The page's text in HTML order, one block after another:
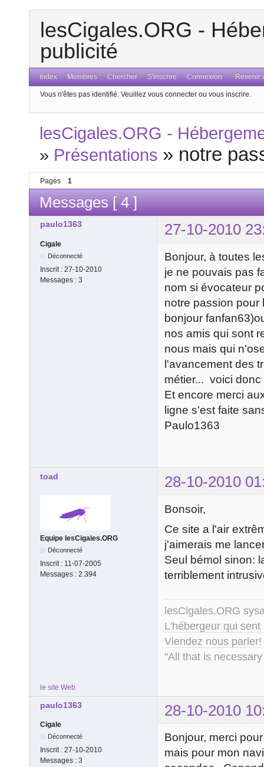
lesCigales.ORG -
publicité
Index Membres Chercher S'inscrire Connexion Revenir
Vous n'êtes pas identifié. Veuillez vous connecter ou vous inscrire.
lesCigales.ORG -
» Présentations » notre
Pages 1
Messages [ 4 ]
paulo1363 27-10-2010
Cigale
Déconnecté
Inscrit : 27-10-2010
Messages : 3
Bonjour, à toutes
je ne pouvais pas
nom si évocateur
notre passion pour
bonjour
nos amis qui sont
nous mais qui
l'avancement des
métier... voici
Et encore merci
ligne s'est faite
Paulo1363
toad 28-10-2010
Equipe lesCigales.ORG
Déconnecté
Inscrit : 11-07-2005
Messages : 2.394
Bonsoir,
Ce site a l'air
j'aimerais me
Seul bémol sinon:
terriblement
lesCigales.ORG
L'hébergeur qui
Viendez nous parler!
"All that is
le site Web
paulo1363 28-10-2010
Cigale
Déconnecté
Inscrit : 27-10-2010
Messages : 3
Bonjour, merci
mais pour mon